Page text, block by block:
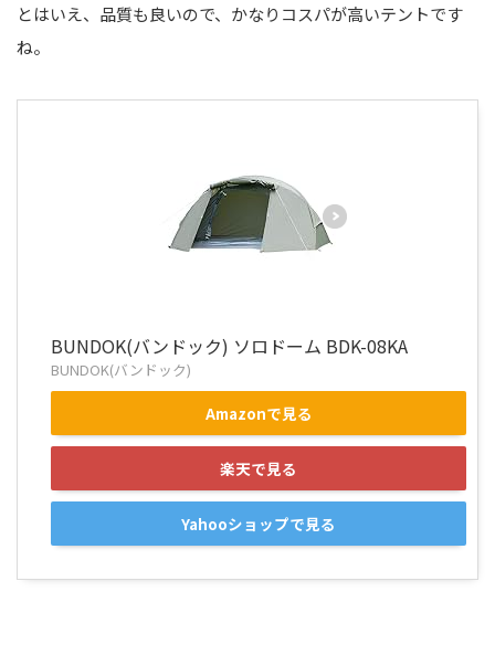
とはいえ、品質も良いので、かなりコスパが高いテントです
ね。
BUNDOK(バンドック) ソロドーム BDK-08KA
BUNDOK(バンドック)
Amazonで見る
楽天で見る
Yahooショップで見る